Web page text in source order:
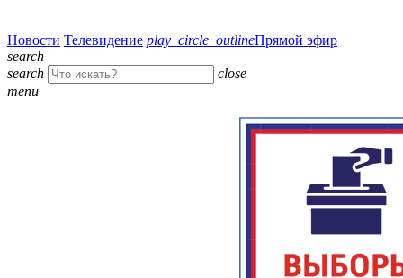
Новости Телевидение play_circle_outlineПрямой эфир
search
search
close
menu